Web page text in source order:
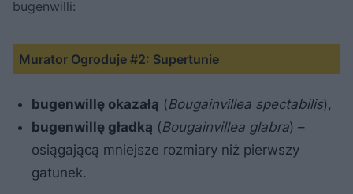
bugenwilli:
Murator Ogroduje #2: Supertunie
bugenwillę okazałą (Bougainvillea spectabilis),
bugenwillę gładką (Bougainvillea glabra) –
osiągającą mniejsze rozmiary niż pierwszy
gatunek.